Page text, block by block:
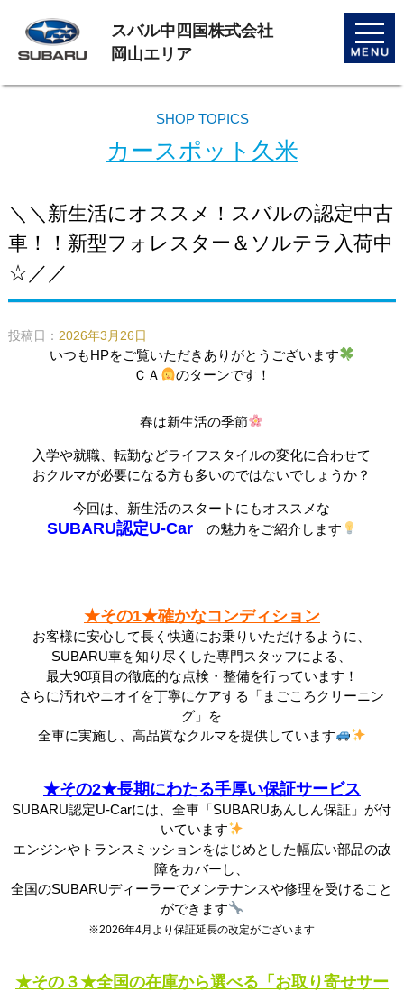
toggle
スバル中四国株式会社
岡山エリア
SHOP TOPICS
カースポット久米
＼＼新生活にオススメ！スバルの認定中古
車！！新型フォレスター＆ソルテラ入荷中
☆／／
投稿日： 2026年3月26日
いつもHPをご覧いただきありがとうございます
ＣＡ
のターンです！
春は新生活の季節
入学や就職、転勤などライフスタイルの変化に合わせて
おクルマが必要になる方も多いのではないでしょうか？
今回は、新生活のスタートにもオススメな
SUBARU認定U-Carの魅力をご紹介します
★その1★確かなコンディション
お客様に安心して長く快適にお乗りいただけるように、
SUBARU車を知り尽くした専門スタッフによる、
最大90項目の徹底的な点検・整備を行っています！
さらに汚れやニオイを丁寧にケアする「まごころクリーニン
グ」を
全車に実施し、高品質なクルマを提供しています
★その2★長期にわたる手厚い保証サービス
SUBARU認定U-Carには、全車「SUBARUあんしん保証」が付
いています
エンジンやトランスミッションをはじめとした幅広い部品の故
障をカバーし、
全国のSUBARUディーラーでメンテナンスや修理を受けること
ができます
※2026年4月より保証延長の改定がございます
★その３★全国の在庫から選べる「お取り寄せサー